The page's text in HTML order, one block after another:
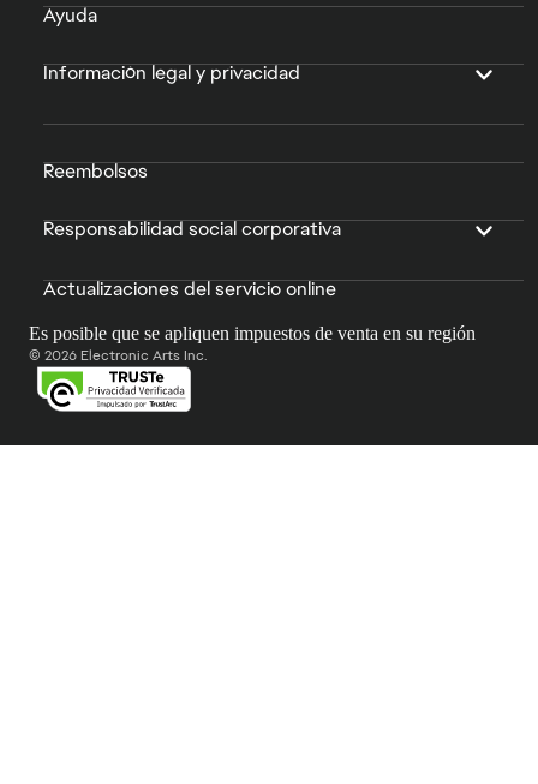
Ayuda
Información legal y privacidad
Reembolsos
Responsabilidad social corporativa
Actualizaciones del servicio online
Es posible que se apliquen impuestos de venta en su región
© 2026 Electronic Arts Inc.